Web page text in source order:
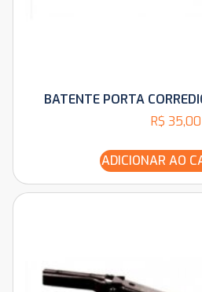
BATENTE PORTA
R$ 35,00
ADICIONAR AO